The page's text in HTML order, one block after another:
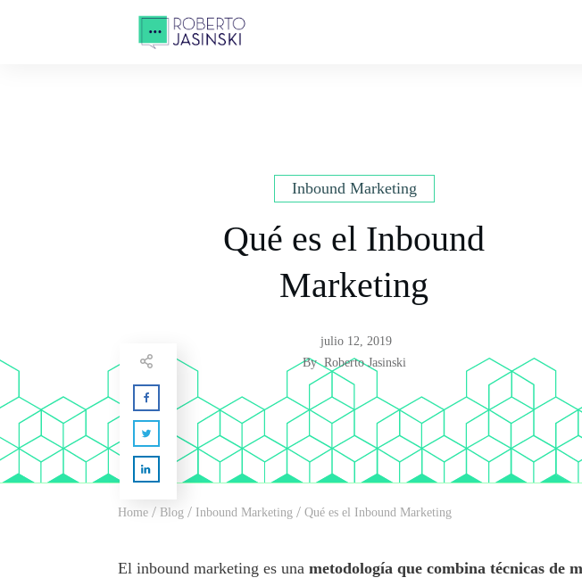
Inbound Marketing
Qué es el Inbound
Marketing
julio 12, 2019
ByRoberto Jasinski
Home / Blog / Inbound Marketing / Qué es el Inbound Marketing
El inbound marketing es una metodología que combina técnicas de